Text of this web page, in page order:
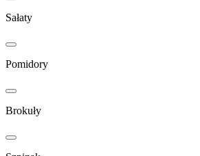
Sałaty
Pomidory
Brokuły